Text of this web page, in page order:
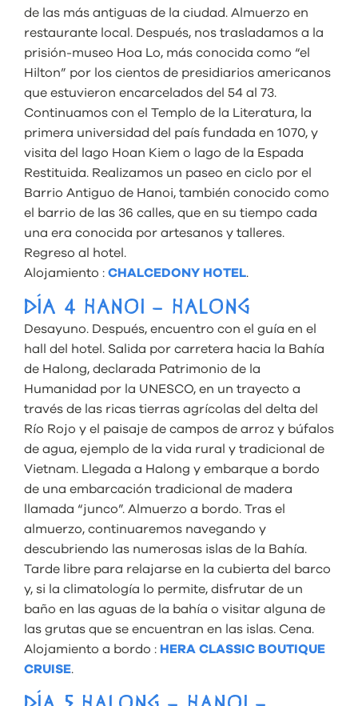
de las más antiguas de la ciudad. Almuerzo en
restaurante local. Después, nos trasladamos a la
prisión-museo Hoa Lo, más conocida como “el
Hilton” por los cientos de presidiarios americanos
que estuvieron encarcelados del 54 al 73.
Continuamos con el Templo de la Literatura, la
primera universidad del país fundada en 1070, y
visita del lago Hoan Kiem o lago de la Espada
Restituida. Realizamos un paseo en ciclo por el
Barrio Antiguo de Hanoi, también conocido como
el barrio de las 36 calles, que en su tiempo cada
una era conocida por artesanos y talleres.
Regreso al hotel.
Alojamiento : CHALCEDONY HOTEL.
DÍA 4 HANOI – HALONG
Desayuno. Después, encuentro con el guía en el
hall del hotel. Salida por carretera hacia la Bahía
de Halong, declarada Patrimonio de la
Humanidad por la UNESCO, en un trayecto a
través de las ricas tierras agrícolas del delta del
Río Rojo y el paisaje de campos de arroz y búfalos
de agua, ejemplo de la vida rural y tradicional de
Vietnam. Llegada a Halong y embarque a bordo
de una embarcación tradicional de madera
llamada “junco”. Almuerzo a bordo. Tras el
almuerzo, continuaremos navegando y
descubriendo las numerosas islas de la Bahía.
Tarde libre para relajarse en la cubierta del barco
y, si la climatología lo permite, disfrutar de un
baño en las aguas de la bahía o visitar alguna de
las grutas que se encuentran en las islas. Cena.
Alojamiento a bordo : HERA CLASSIC BOUTIQUE
CRUISE.